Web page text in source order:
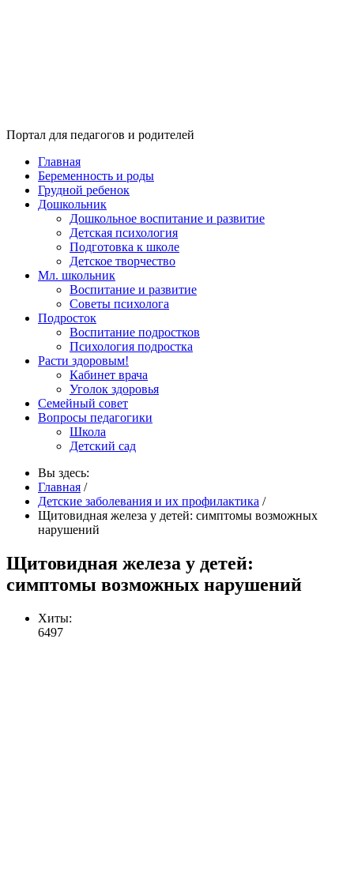
Портал для педагогов и родителей
Главная
Беременность и роды
Грудной ребенок
Дошкольник
Дошкольное воспитание и развитие
Детская психология
Подготовка к школе
Детское творчество
Мл. школьник
Воспитание и развитие
Советы психолога
Подросток
Воспитание подростков
Психология подростка
Расти здоровым!
Кабинет врача
Уголок здоровья
Семейный совет
Вопросы педагогики
Школа
Детский сад
Вы здесь:
Главная /
Детские заболевания и их профилактика /
Щитовидная железа у детей: симптомы возможных
нарушений
Щитовидная железа у детей:
симптомы возможных нарушений
Хиты:
6497